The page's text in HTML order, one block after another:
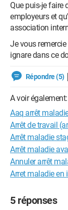
Que puis-je faire
employeurs et
association
Je vous
ignare dans ce
Répondre (5)
A voir également:
Aaq arrêt
Arrêt de travail
Arrêt maladie
Arrêt maladie
Annuler arrêt
Arret maladie en
5 réponses